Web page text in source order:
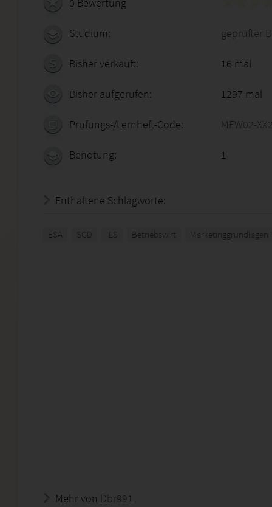
Studium: geprüfter
Bisher verkauft: 16 mal
Bisher aufgerufen: 1297 mal
Prüfungs-/Lernheft-Code: MFW02-
Benotung: 1
Enthaltene Schlagworte:
ESA SGD ILS Betriebswirt Marketinggrundlagen
Mehr von Dbr991